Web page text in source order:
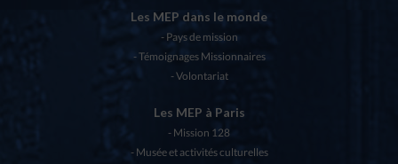
Les MEP dans le monde
Pays de mission
Témoignages Missionnaires
Volontariat
Les MEP à Paris
Mission 128
Musée et activités culturelles